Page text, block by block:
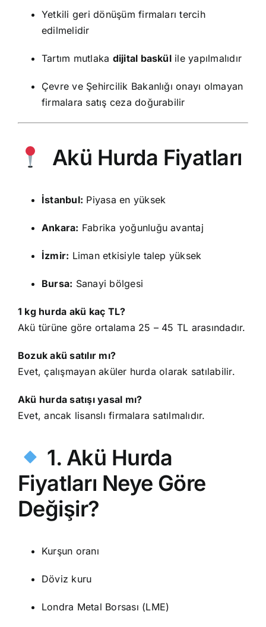
Yetkili geri dönüşüm firmaları tercih
edilmelidir
Tartım mutlaka dijital baskülile yapılmalıdır
Çevre ve Şehircilik Bakanlığı onayı olmayan
firmalara satış ceza doğurabilir
Akü Hurda Fiyatları
İstanbul: Piyasa en yüksek
Ankara: Fabrika yoğunluğu avantaj
İzmir: Liman etkisiyle talep yüksek
Bursa: Sanayi bölgesi
1 kg hurda akü kaç TL?
Akü türüne göre ortalama 25 – 45 TL arasındadır.
Bozuk akü satılır mı?
Evet, çalışmayan aküler hurda olarak satılabilir.
Akü hurda satışı yasal mı?
Evet, ancak lisanslı firmalara satılmalıdır.
1. Akü Hurda
Fiyatları Neye Göre
Değişir?
Kurşun oranı
Döviz kuru
Londra Metal Borsası (LME)